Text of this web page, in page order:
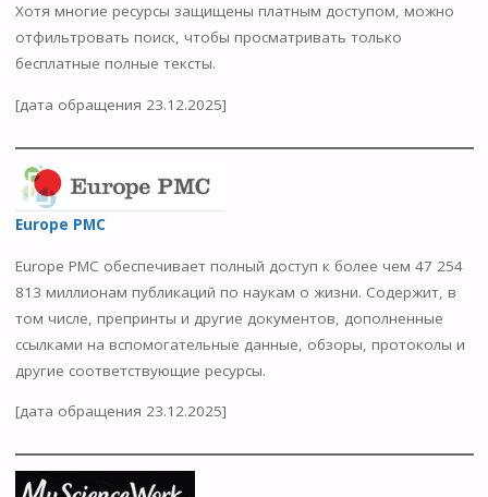
Хотя многие ресурсы защищены платным доступом, можно
отфильтровать поиск, чтобы просматривать только
бесплатные полные тексты.
[дата обращения 23.12.2025]
Europe PMC
Europe PMC обеспечивает полный доступ к более чем 47 254
813 миллионам публикаций по наукам о жизни. Содержит, в
том числе, препринты и другие документов, дополненные
ссылками на вспомогательные данные, обзоры, протоколы и
другие соответствующие ресурсы.
[дата обращения 23.12.2025]